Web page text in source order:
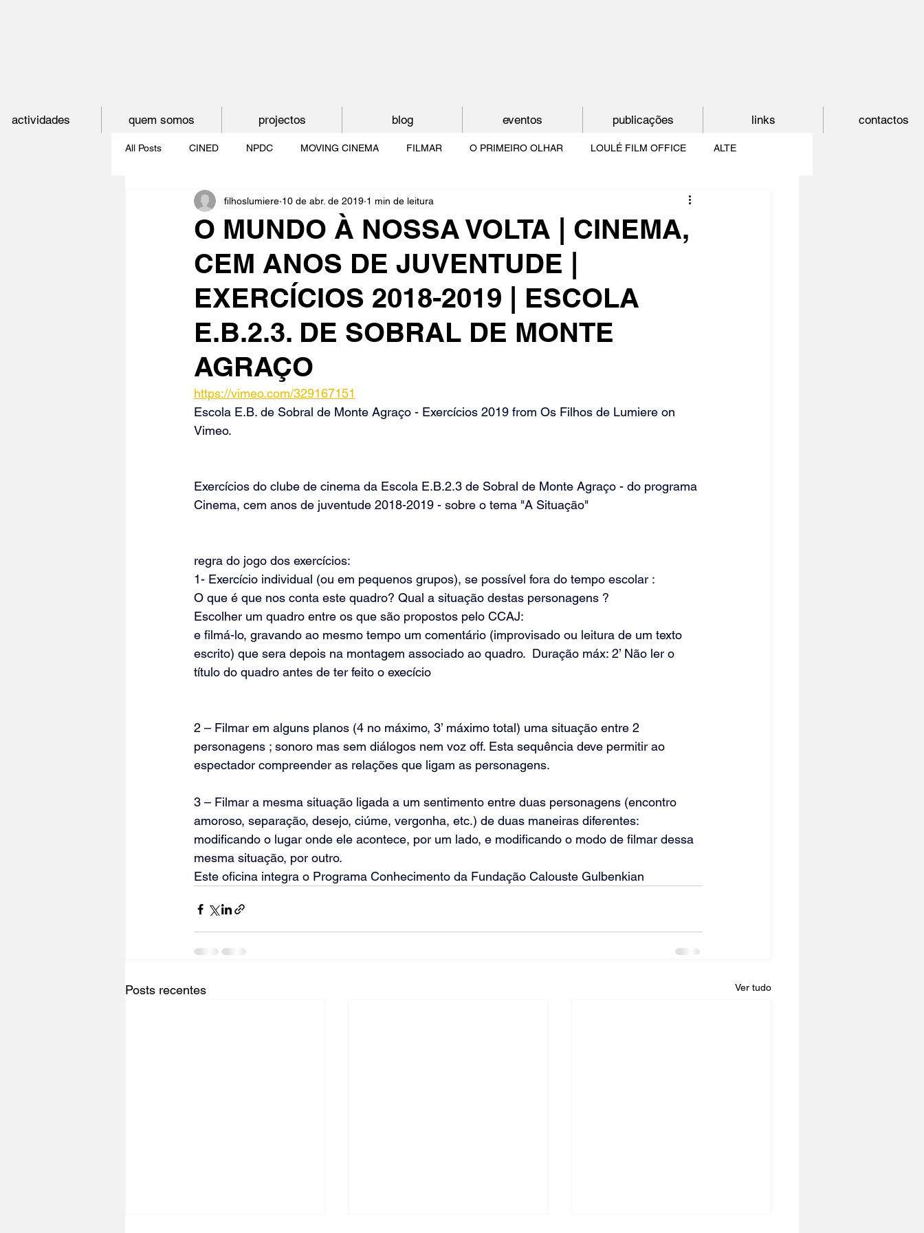
All Posts CINED NPDC MOVING CINEMA FILMAR O PRIMEIRO OLHAR LOULÉ FILM OFFICE ALTE
O CINEMA, CEM ANOS DE JUVENTUDE O MUNDO À NOSSA VOLTA SHORTCUT
CINECLUBE DAS GAIVOTAS O CINEMA POR DENTRO CRESCER COM O CINEMA
O MUNDO À NOSSA VOLTA | CINEMA,
CEM ANOS DE JUVENTUDE |
EXERCÍCIOS 2018-2019 | ESCOLA
E.B.2.3. DE SOBRAL DE MONTE
AGRAÇO
filhoslumiere 10 de abr. de 2019 1 min de leitura
https://vimeo.com/329167151
Escola E.B. de Sobral de Monte Agraço - Exercícios 2019 from Os Filhos de Lumiere on
Vimeo.
Exercícios do clube de cinema da Escola E.B.2.3 de Sobral de Monte Agraço - do programa
Cinema, cem anos de juventude 2018-2019 - sobre o tema "A Situação"
regra do jogo dos exercícios:
1- Exercício individual (ou em pequenos grupos), se possível fora do tempo escolar :
O que é que nos conta este quadro? Qual a situação destas personagens ?
Escolher um quadro entre os que são propostos pelo CCAJ:
e filmá-lo, gravando ao mesmo tempo um comentário (improvisado ou leitura de um texto
escrito) que sera depois na montagem associado ao quadro.  Duração máx: 2’ Não ler o
título do quadro antes de ter feito o execício
2 – Filmar em alguns planos (4 no máximo, 3’ máximo total) uma situação entre 2
personagens ; sonoro mas sem diálogos nem voz off. Esta sequência deve permitir ao
espectador compreender as relações que ligam as personagens.
3 – Filmar a mesma situação ligada a um sentimento entre duas personagens (encontro
amoroso, separação, desejo, ciúme, vergonha, etc.) de duas maneiras diferentes:
modificando o lugar onde ele acontece, por um lado, e modificando o modo de filmar dessa
mesma situação, por outro.
Este oficina integra o Programa Conhecimento da Fundação Calouste Gulbenkian
Posts recentes Ver tudo
actividades quem somos projectos blog eventos publicações links contactos